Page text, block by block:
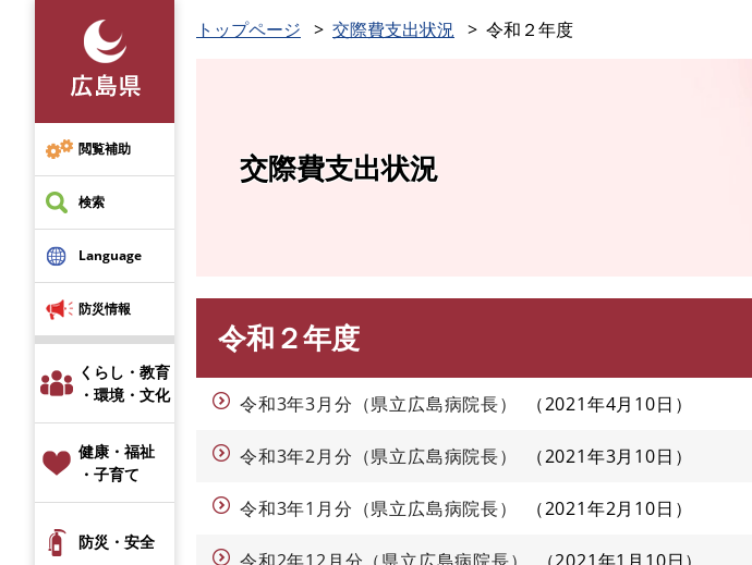
先
頭
で
す
閲覧補助
検索
Language
防災情報
くらし・教育
・環境・文化
健康・福祉
・子育て
防災・安全
トップページ 交際費支出状況 令和２年度
交際費支出状況
令和２年度
令和3年3月分（県立広島病院長） 2021年4月10日
令和3年2月分（県立広島病院長） 2021年3月10日
令和3年1月分（県立広島病院長） 2021年2月10日